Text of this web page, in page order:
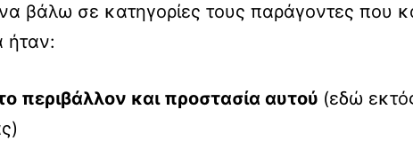
βάλω σε κατηγορίες τους παράγοντες που
ήταν:
περιβάλλον και προστασία αυτού (εδώ